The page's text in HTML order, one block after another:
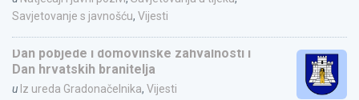
Savjetovanje s javnošću, Vijesti
Dan pobjede i domovinske zahvalnosti i
Dan hrvatskih branitelja
u Iz ureda Gradonačelnika, Vijesti